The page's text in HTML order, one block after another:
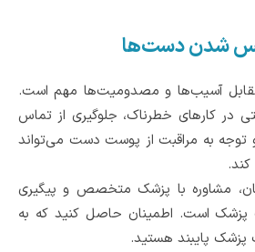
شدن دست‌ها
آسیب‌ها و مصدومیت‌ها مهم است.
در کارهای خطرناک، جلوگیری از تماس
و توجه به مراقبت از پوست دست می‌تواند
مشاوره با پزشک متخصص و پیگیری
پزشک است. اطمینان حاصل کنید که به
پزشک پایبند هستید.